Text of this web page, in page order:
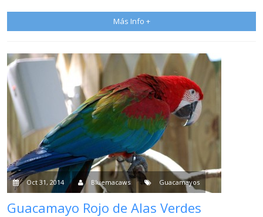
Más Info +
Oct 31, 2014 Bluemacaws Guacamayos
Guacamayo Rojo de Alas Verdes